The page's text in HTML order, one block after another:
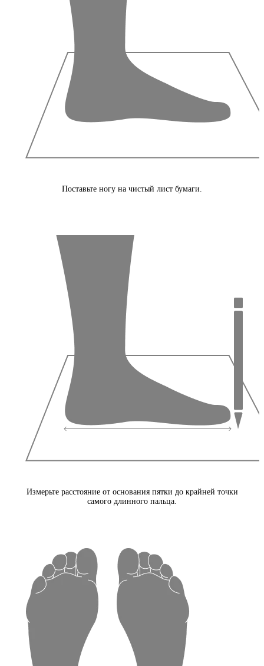
Поставьте ногу на чистый лист бумаги.
Измерьте расстояние от основания пятки до крайней точки
самого длинного пальца.